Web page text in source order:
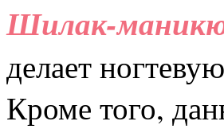
Шилак-
делает
Кроме того,